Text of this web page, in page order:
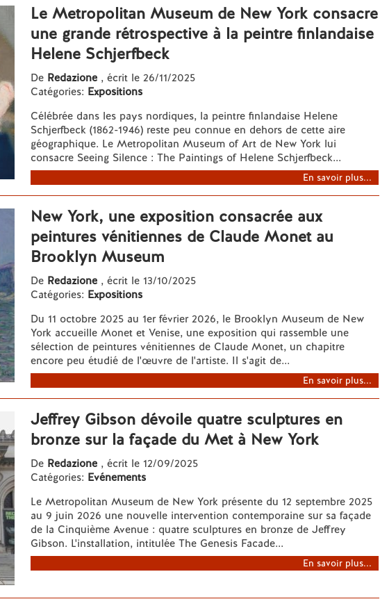
Le Metropolitan Museum de New York consacre
une grande rétrospective à la peintre finlandaise
Helene Schjerfbeck
De Redazione , écrit le 26/11/2025
Catégories: Expositions
Célébrée dans les pays nordiques, la peintre finlandaise Helene
Schjerfbeck (1862-1946) reste peu connue en dehors de cette aire
géographique. Le Metropolitan Museum of Art de New York lui
consacre Seeing Silence : The Paintings of Helene Schjerfbeck...
En savoir plus...
New York, une exposition consacrée aux
peintures vénitiennes de Claude Monet au
Brooklyn Museum
De Redazione , écrit le 13/10/2025
Catégories: Expositions
Du 11 octobre 2025 au 1er février 2026, le Brooklyn Museum de New
York accueille Monet et Venise, une exposition qui rassemble une
sélection de peintures vénitiennes de Claude Monet, un chapitre
encore peu étudié de l'œuvre de l'artiste. Il s'agit de...
En savoir plus...
Jeffrey Gibson dévoile quatre sculptures en
bronze sur la façade du Met à New York
De Redazione , écrit le 12/09/2025
Catégories: Evénements
Le Metropolitan Museum de New York présente du 12 septembre 2025
au 9 juin 2026 une nouvelle intervention contemporaine sur sa façade
de la Cinquième Avenue : quatre sculptures en bronze de Jeffrey
Gibson. L'installation, intitulée The Genesis Facade...
En savoir plus...